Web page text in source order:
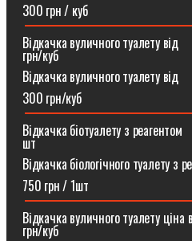
300 грн / куб
Відкачка вуличного
грн/куб
Відкачка вуличного туалету від
300 грн/куб
Відкачка біотуалету з
шт
Відкачка біологічного туалету з
750 грн / 1шт
Відкачка вуличного туалету
грн/куб